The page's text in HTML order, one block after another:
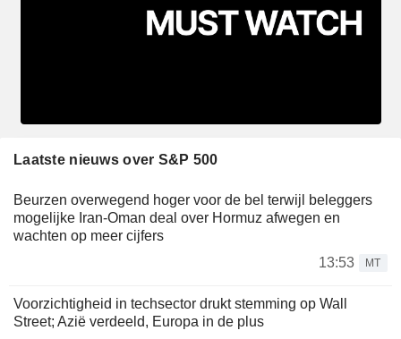
Laatste nieuws over S&P 500
Beurzen overwegend hoger voor de bel terwijl beleggers
mogelijke Iran-Oman deal over Hormuz afwegen en
wachten op meer cijfers
13:53
MT
Voorzichtigheid in techsector drukt stemming op Wall
Street; Azië verdeeld, Europa in de plus